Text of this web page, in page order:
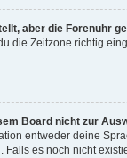
aber die Forenuhr
die Zeitzone richtig
Board nicht zur
entweder deine
es noch nicht